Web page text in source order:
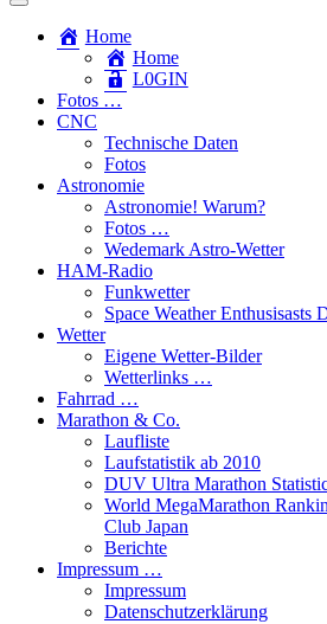
Toggle
search
field
Home
Home
L​0​​GIN
Fotos …
CNC
Technische Daten
Fotos
Astronomie
Astronomie! Warum?
Fotos …
Wedemark Astro-Wetter
HAM-Radio
Funkwetter
Space Weather Enthusisasts
Wetter
Eigene Wetter-Bilder
Wetterlinks …
Fahrrad …
Marathon & Co.
Laufliste
Laufstatistik ab 2010
DUV Ultra Marathon
World MegaMarathon
Club Japan
Berichte
Impressum …
Impressum
Datenschutzerklärung